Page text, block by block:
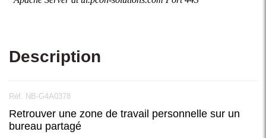
Description
Réf. NB-G4A0378
Retrouver une zone de travail personnelle sur un
bureau partagé